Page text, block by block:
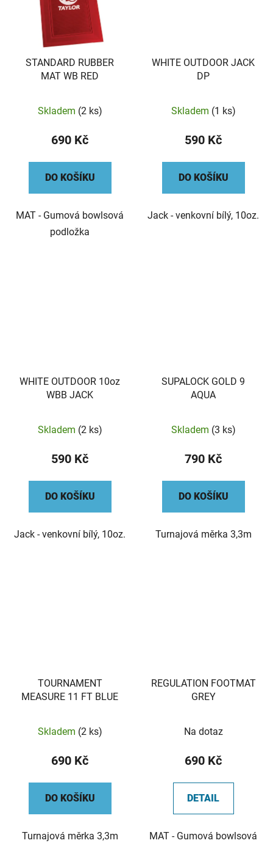
STANDARD RUBBER
MAT WB RED
Skladem (2 ks)
690 Kč
DO KOŠÍKU
MAT - Gumová bowlsová
podložka
WHITE OUTDOOR JACK
DP
Skladem (1 ks)
590 Kč
DO KOŠÍKU
Jack - venkovní bílý, 10oz.
WHITE OUTDOOR 10oz
WBB JACK
Skladem (2 ks)
590 Kč
DO KOŠÍKU
Jack - venkovní bílý, 10oz.
SUPALOCK GOLD 9
AQUA
Skladem (3 ks)
790 Kč
DO KOŠÍKU
Turnajová měrka 3,3m
TOURNAMENT
MEASURE 11 FT BLUE
Skladem (2 ks)
690 Kč
DO KOŠÍKU
Turnajová měrka 3,3m
REGULATION FOOTMAT
GREY
Na dotaz
690 Kč
DETAIL
MAT - Gumová bowlsová